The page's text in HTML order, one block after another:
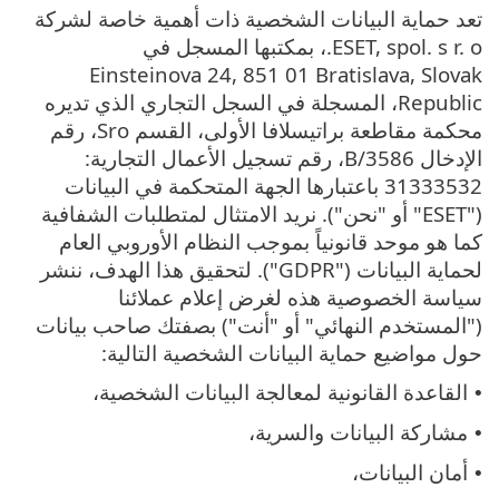
تعد حماية البيانات الشخصية ذات أهمية خاصة لشركة
ESET, spol. s r. o.، بمكتبها المسجل في
Einsteinova 24, 851 01 Bratislava, Slovak
Republic، المسجلة في السجل التجاري الذي تديره
محكمة مقاطعة براتيسلافا الأولى، القسم Sro، رقم
الإدخال 3586/B، رقم تسجيل الأعمال التجارية:
31333532 باعتبارها الجهة المتحكمة في البيانات
("ESET" أو "نحن"). نريد الامتثال لمتطلبات الشفافية
كما هو موحد قانونياً بموجب النظام الأوروبي العام
لحماية البيانات ("GDPR"). لتحقيق هذا الهدف، ننشر
سياسة الخصوصية هذه لغرض إعلام عملائنا
("المستخدم النهائي" أو "أنت") بصفتك صاحب بيانات
حول مواضيع حماية البيانات الشخصية التالية:
• القاعدة القانونية لمعالجة البيانات الشخصية،
• مشاركة البيانات والسرية،
• أمان البيانات،